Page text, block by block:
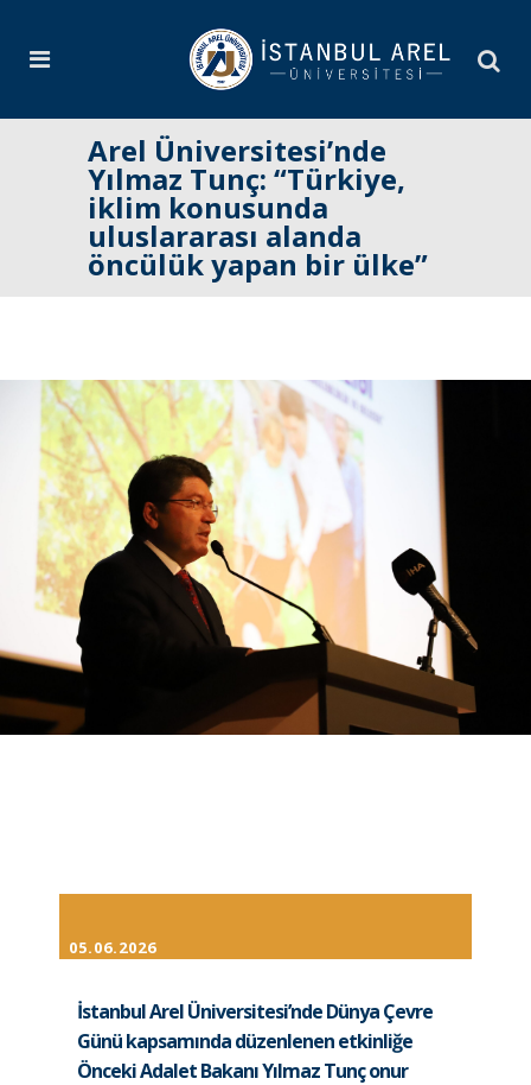
Arel Üniversitesi’nde
Yılmaz Tunç: “Türkiye,
iklim konusunda
uluslararası alanda
öncülük yapan bir ülke”
05.06.2026
İstanbul Arel Üniversitesi’nde Dünya Çevre
Günü kapsamında düzenlenen etkinliğe
Önceki Adalet Bakanı Yılmaz Tunç onur